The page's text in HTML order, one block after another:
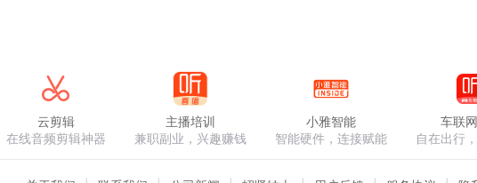
云剪辑
在线音频剪辑神器
主播培训
兼职副业，兴趣赚钱
小雅智能
智能硬件，连接赋能
车联
自在出行